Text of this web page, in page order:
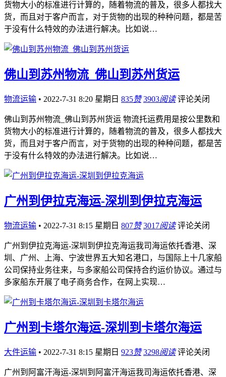
货物大小的标准进行计算的，随着物流的普及，很多人都找大
货，而且对于客户而言，对于货物的出现的种种问题，都是苦
于没有什么特效的办法进行解决。比如说…
佛山到苏州物流_佛山到苏州货运
物流运输 • 2022-7-31 8:20 星期日 835赞 3903阅读 评论关闭
佛山到苏州物流_佛山到苏州货运 物流托运费用是按公里数和
货物大小的标准进行计算的，随着物流的普及，很多人都找大
货，而且对于客户而言，对于货物的出现的种种问题，都是苦
于没有什么特效的办法进行解决。比如说…
广州到伊拉克海运-深圳到伊拉克海运
物流运输 • 2022-7-31 8:15 星期日 807赞 3017阅读 评论关闭
广州到伊拉克海运-深圳到伊拉克海运我司海运依托香港、深
圳、广州、上海、宁波世界五大知名港口，与国际上十几家船
公司保持业务往来，与多家船公司保持合约运价协议。通过与
多家船东开展了电子商务合作，在网上实现…
广州到卡塔尔海运-深圳到卡塔尔海运
大件运输 • 2022-7-31 8:15 星期日 923赞 3298阅读 评论关闭
广州到阿富汗海运-深圳到阿富汗海运我司海运依托香港、深